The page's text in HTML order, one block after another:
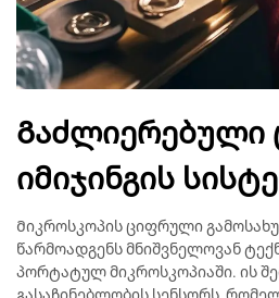
იმიჯინგის
Მიკროსკოპის ციფრული
წარმოადგენს მნიშვნელოვან
პორტატულ მიკროსკოპიაში. ის